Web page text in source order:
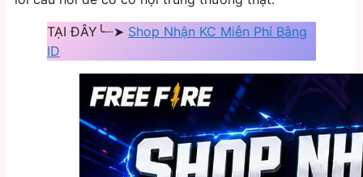
TẠI ĐÂY╰┈➤ Shop Nhận KC Miễn Phí Bằng
ID